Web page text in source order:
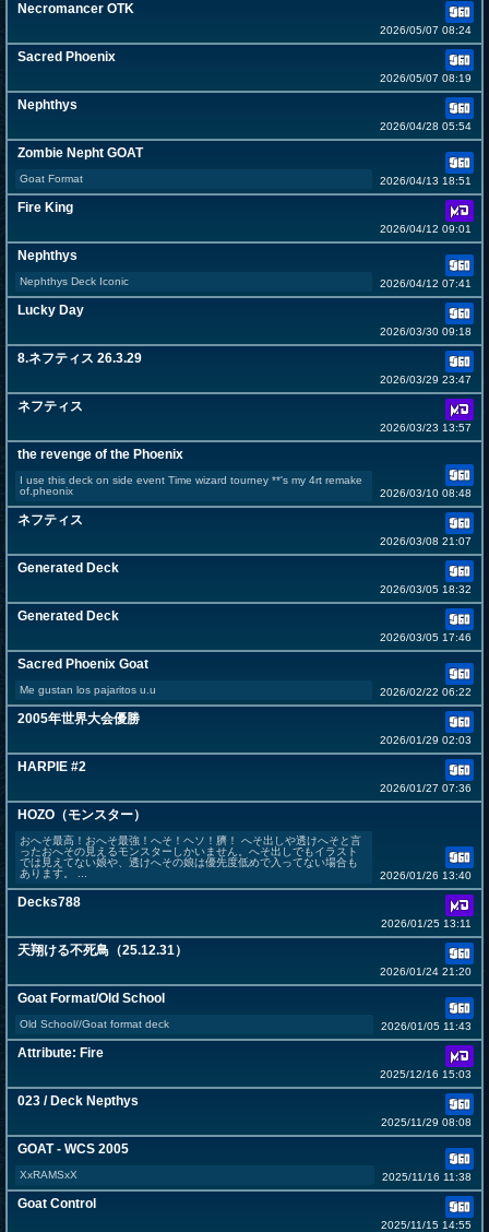
Necromancer OTK
2026/05/07 08:24
Sacred Phoenix
2026/05/07 08:19
Nephthys
2026/04/28 05:54
Zombie Nepht GOAT
Goat Format 2026/04/13 18:51
Fire King
2026/04/12 09:01
Nephthys
Nephthys Deck Iconic 2026/04/12 07:41
Lucky Day
2026/03/30 09:18
8.ネフティス 26.3.29
2026/03/29 23:47
ネフティス
2026/03/23 13:57
the revenge of the Phoenix
I use this deck on side event Time wizard tourney **'s my 4rt remake
of.pheonix
2026/03/10 08:48
ネフティス
2026/03/08 21:07
Generated Deck
2026/03/05 18:32
Generated Deck
2026/03/05 17:46
Sacred Phoenix Goat
Me gustan los pajaritos u.u 2026/02/22 06:22
2005年世界大会優勝
2026/01/29 02:03
HARPIE #2
2026/01/27 07:36
HOZO（モンスター）
おへそ最高！おへそ最強！へそ！ヘソ！臍！ へそ出しや透けへそと言
ったおへその見えるモンスターしかいません。へそ出しでもイラスト
では見えてない娘や、透けへその娘は優先度低めで入ってない場合も
あります。 ...
2026/01/26 13:40
Decks788
2026/01/25 13:11
天翔ける不死鳥（25.12.31）
2026/01/24 21:20
Goat Format/Old School
Old School//Goat format deck 2026/01/05 11:43
Attribute: Fire
2025/12/16 15:03
023 / Deck Nepthys
2025/11/29 08:08
GOAT - WCS 2005
XxRAMSxX 2025/11/16 11:38
Goat Control
2025/11/15 14:55